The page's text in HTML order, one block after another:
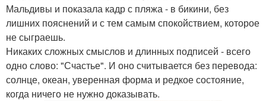
Мальдивы и показала кадр с пляжа - в бикини, без
лишних пояснений и с тем самым спокойствием, которое
не сыграешь.
Никаких сложных смыслов и длинных подписей - всего
одно слово: "Счастье". И оно считывается без перевода:
солнце, океан, уверенная форма и редкое состояние,
когда ничего не нужно доказывать.